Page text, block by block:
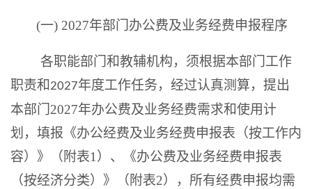
(一) 2027年部门办公费及业务经费申报程序
各职能部门和教辅机构，须根据本部门工作
职责和 2027年度工作任务，经过认真测算，提出
本部门2027年办公费及业务经费需求和使用计
划，填报《办公经费及业务经费申报表（按工作内
容）》（附表1）、《办公费及业务经费申报表
（按经济分类）》（附表2），所有经费申报均需